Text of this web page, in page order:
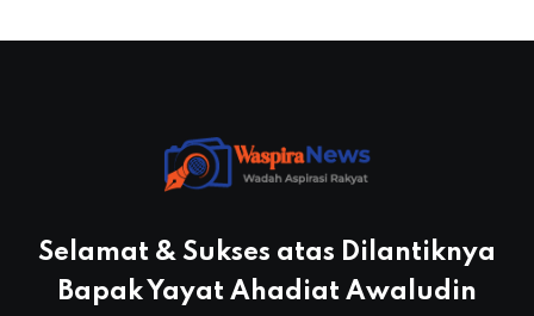
Selamat & Sukses atas Dilantiknya
Bapak Yayat Ahadiat Awaludin